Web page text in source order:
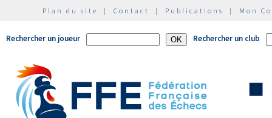
Plan du site | Contact | Publications | Mon
Rechercher un joueur Rechercher un club